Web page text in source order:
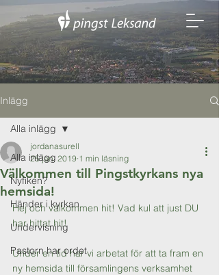
Inlägg
Alla inlägg
Nyfiken?
Händer i kyrkan
Undervisning
Pastorn har ordet
Alla inlägg
Välkommen till Pingstkyrkans nya
hemsida!
jordanasurell
25 jan. 2019 1 min läsning
Hej och välkommen hit! Vad kul att just DU
har hittat hit!
Under en tid har vi arbetat för att ta fram en
ny hemsida till församlingens verksamhet